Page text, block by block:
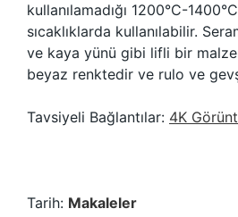
kullanılamadığı 1200°C-
sıcaklıklarda kullanılabilir.
ve kaya yünü gibi lifli bir
beyaz renktedir ve rulo ve
Tavsiyeli Bağlantılar: 4K
Tarih: Makaleler